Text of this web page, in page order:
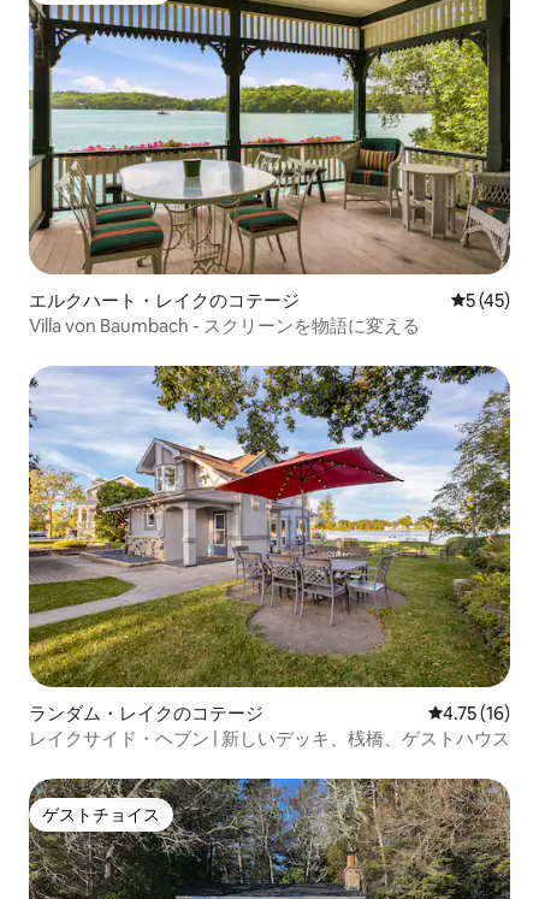
エルクハート・レイクのコテージ レビュー
5 (45)
Villa von Baumbach - スクリーンを物語に変える
ランダム・レイクのコテージ レビュー16
4.75 (16)
レイクサイド・ヘブン | 新しいデッキ、桟橋、ゲストハウス
ゲストチョイス
ゲストチョイス